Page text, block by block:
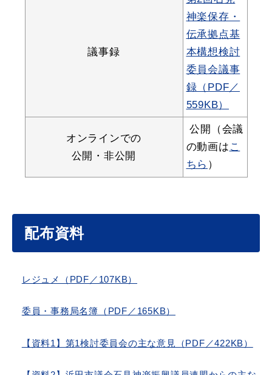
浜田市観光協会ポータルサイト「はまナビ」
ご案内
お問い合わせ
議事録
神楽保存・
伝承拠点基
本構想検討
委員会議事
録（PDF／
559KB）
オンラインでの
公開・非公開
公開（会議
の動画は こ
ちら ）
配布資料
レジュメ（PDF／107KB）
委員・事務局名簿（PDF／165KB）
【資料1】第1検討委員会の主な意見（PDF／422KB）